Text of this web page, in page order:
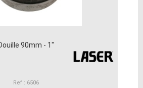
90mm - 1"
Ref : 6506